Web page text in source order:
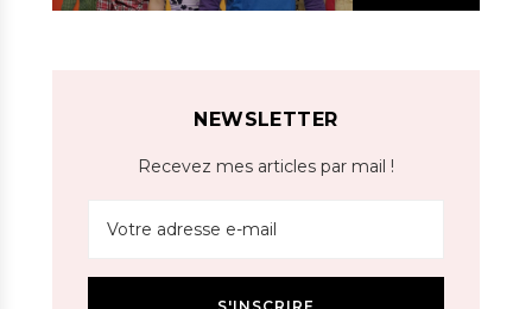
NEWSLETTER
Recevez mes articles par mail !